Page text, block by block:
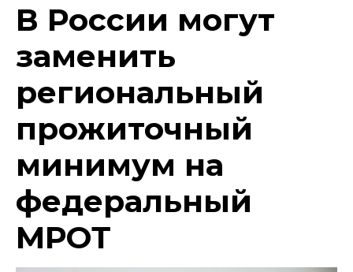
В России могут
заменить
региональный
прожиточный
минимум на
федеральный
МРОТ